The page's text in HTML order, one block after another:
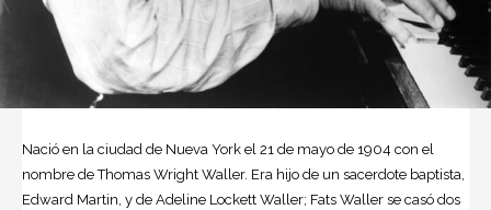
Nació en la ciudad de Nueva York el 21 de mayo de 1904 con el
nombre de Thomas Wright Waller. Era hijo de un sacerdote baptista,
Edward Martin, y de Adeline Lockett Waller; Fats Waller se casó dos